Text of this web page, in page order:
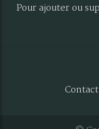
Pour ajouter ou